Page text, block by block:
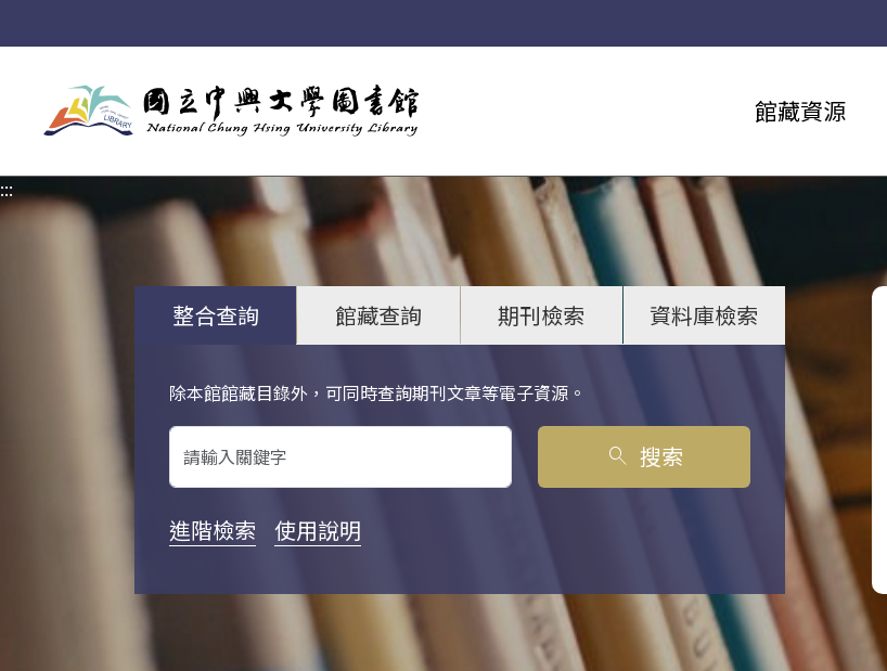
館藏資源
:::
整合查詢 館藏查詢 期刊檢索 資料庫檢索
除本館館藏目錄外，可同時查詢期刊文章等電子資源。
關鍵字搜尋
search 搜索
進階檢索 使用說明